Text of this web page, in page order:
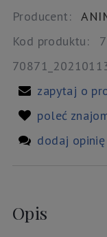
Producent:
Kod produktu:
zapytaj o
poleć
dodaj opinię
Opis